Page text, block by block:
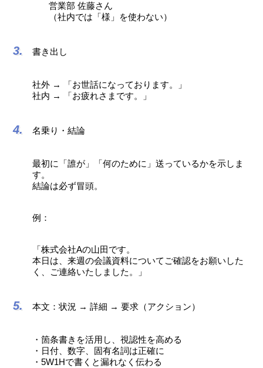
営業部 佐藤さん
（社内では「様」を使わない）
書き出し
社外 → 「お世話になっております。」
社内 → 「お疲れさまです。」
名乗り・結論
最初に「誰が」「何のために」送っているかを示しま
す。
結論は必ず冒頭。
例：
「株式会社Aの山田です。
本日は、来週の会議資料についてご確認をお願いした
く、ご連絡いたしました。」
本文：状況 → 詳細 → 要求（アクション）
・箇条書きを活用し、視認性を高める
・日付、数字、固有名詞は正確に
・5W1Hで書くと漏れなく伝わる